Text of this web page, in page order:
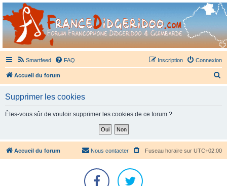
France Didgeridoo
Didgeridoo et Guimbarde sur France Didgeridoo - retrouvez la communauté.
Smartfeed FAQ Connexion
Inscription
Accueil du forum
c
h
Supprimer les cookies
Êtes-vous sûr de vouloir supprimer les cookies de ce forum ?
Accueil du forum Fuseau horaire sur UTC+02:00
Nous contacter